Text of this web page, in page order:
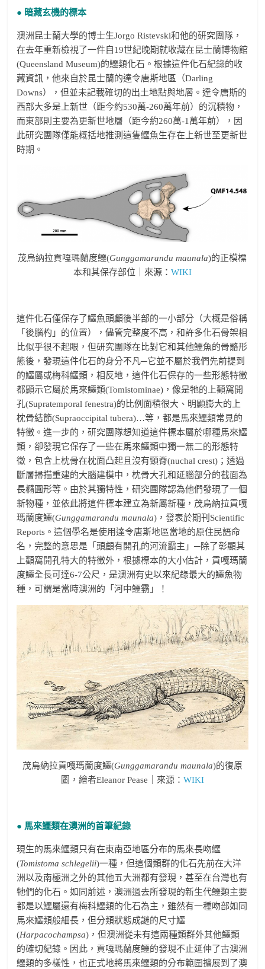
● 暗藏玄機的標本
澳洲昆士蘭大學的博士生Jorgo Ristevski和他的研究團隊，
在去年重新檢視了一件自19世紀晚期就收藏在昆士蘭博物館
(Queensland Museum)的鱷類化石。根據這件化石紀錄的收
藏資訊，他來自於昆士蘭的達令唐斯地區（Darling
Downs），但並未記載確切的出土地點與地層。達令唐斯的
西部大多是上新世（距今約530萬-260萬年前）的沉積物，
而東部則主要為更新世地層（距今約260萬-1萬年前），因
此研究團隊僅能概括地推測這隻鱷魚生存在上新世至更新世
時期。
茂烏納拉貢嘎瑪蘭度鱷(Gunggamarandu maunala)的正模標
本和其保存部位｜來源： WIKI
這件化石僅保存了鱷魚頭顱後半部的一小部分（大概是俗稱
「後腦杓」的位置），儘管完整度不高，和許多化石骨架相
比似乎很不起眼，但研究團隊在比對它和其他鱷魚的骨骼形
態後，發現這件化石的身分不凡─它並不屬於我們先前提到
的鱷屬或梅科鱷類，相反地，這件化石保存的一些形態特徵
都顯示它屬於馬來鱷類(Tomistominae)，像是牠的上顴窩開
孔(Supratemporal fenestra)的比例面積很大、明顯膨大的上
枕骨結節(Supraoccipital tubera)…等，都是馬來鱷類常見的
特徵。進一步的，研究團隊想知道這件標本屬於哪種馬來鱷
類，卻發現它保存了一些在馬來鱷類中獨一無二的形態特
徵，包含上枕骨在枕面凸起且沒有頸脊(nuchal crest)；透過
斷層掃描重建的大腦建模中，枕骨大孔和延腦部分的截面為
長橢圓形等。由於其獨特性，研究團隊認為他們發現了一個
新物種，並依此將這件標本建立為新屬新種，茂烏納拉貢嘎
瑪蘭度鱷(Gunggamarandu maunala)，發表於期刊Scientific
Reports。這個學名是使用達令唐斯地區當地的原住民語命
名，完整的意思是「頭顱有開孔的河流霸主」─除了彰顯其
上顴窩開孔特大的特徵外，根據標本的大小估計，貢嘎瑪蘭
度鱷全長可達6-7公尺，是澳洲有史以來紀錄最大的鱷魚物
種，可謂是當時澳洲的「河中鱷霸」！
茂烏納拉貢嘎瑪蘭度鱷(Gunggamarandu maunala)的復原
圖，繪者Eleanor Pease｜來源： WIKI
● 馬來鱷類在澳洲的首筆紀錄
現生的馬來鱷類只有在東南亞地區分布的馬來長吻鱷
(Tomistoma schlegelii)一種，但這個類群的化石先前在大洋
洲以及南極洲之外的其他五大洲都有發現，甚至在台灣也有
牠們的化石。如同前述，澳洲過去所發現的新生代鱷類主要
都是以鱷屬還有梅科鱷類的化石為主，雖然有一種吻部如同
馬來鱷類般細長，但分類狀態成謎的尺寸鱷
(Harpacochampsa)，但澳洲從未有這兩種類群外其他鱷類
的確切紀錄。因此，貢嘎瑪蘭度鱷的發現不止延伸了古澳洲
鱷類的多樣性，也正式地將馬來鱷類的分布範圍擴展到了澳